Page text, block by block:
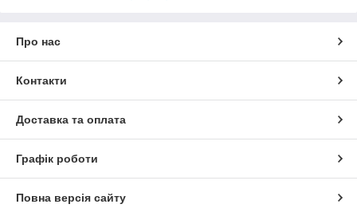
Про нас
Контакти
Доставка та оплата
Графік роботи
Повна версія сайту